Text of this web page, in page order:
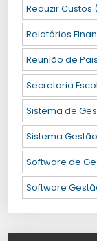
Reduzir Custos
Relatórios
Reunião de
Secretaria
Sistema de
Sistema
Software de
Software